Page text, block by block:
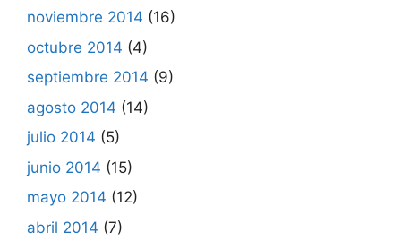
noviembre 2014 (16)
octubre 2014 (4)
septiembre 2014 (9)
agosto 2014 (14)
julio 2014 (5)
junio 2014 (15)
mayo 2014 (12)
abril 2014 (7)